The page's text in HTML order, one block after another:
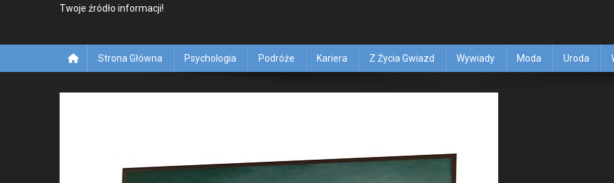
Twoje źródło informacji!
Strona Główna Psychologia Podróże Kariera Z Życia Gwiazd Wywiady Moda Uroda